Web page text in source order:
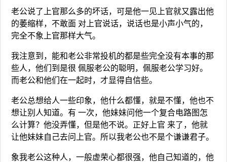
老公说了上官那么多的坏话，可是他一见上官就又露出他
的萎缩样，不敢面 对上官说话，说话也是小声小气的，
完全不象上官那样大气。
我注意到，能和老公非常投机的都是些完全没有本事的那
些人，他们到是很 佩服老公的聪明，佩服老公学习好。
而老公和他们在一起时，才显得自信些。
老公总想给人一些印象，他什么都懂，就是不懂，他也不
想让别人知道。有 一次，他妹妹问他一个复合电路图怎
么计算？他没弄懂，但是他不说。正好上官 来了，他就
让他妹妹自己去问上官。所以我老公也不是个谦谦君子。
象我老公这种人，一般虚荣心都很强，他自己知道的，他